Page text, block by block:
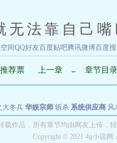
法靠自己嘴
间QQ好友百度贴吧腾讯微博百度
荐票 上一章 ← 章节目录
大冬兵 华娱宗师 斩杀 系统供应商 风
交易 全职武神 位面复制大师 华娱特
长别打脸
载作品，所有章节均由网友上传，
Copyright © 2021 4g小说网